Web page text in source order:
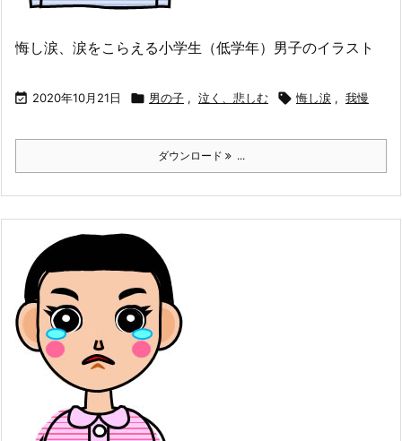
悔し涙、涙をこらえる小学生（低学年）男子のイラスト
 2020年10月21日  男の子 , 泣く、悲しむ  悔し涙 , 我慢
ダウンロード ...